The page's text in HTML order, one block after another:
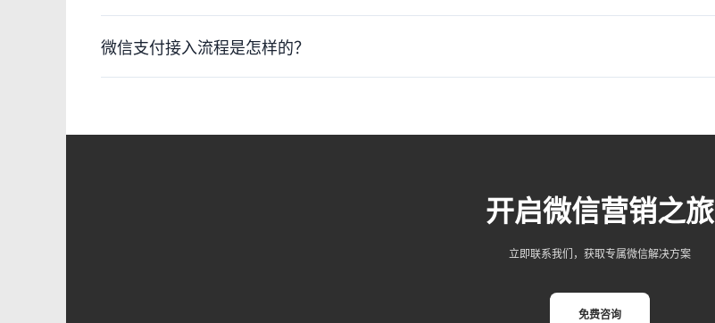
微信支付接入流程是怎样的？
开启微信营销之旅
立即联系我们，获取专属微信解决方案
免费咨询